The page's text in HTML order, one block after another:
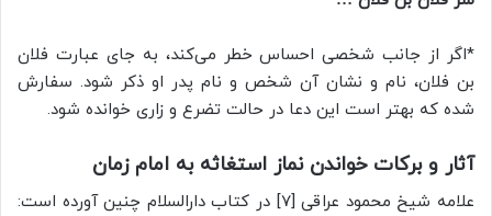
*اگر از جانب شخصی احساس خطر می‌کند، به جای عبارت فلان
بن فلان، نام و نشان آن شخص و نام پدر او ذکر شود. سفارش
شده که بهتر است این دعا در حالت تضرع و زاری خوانده شود.
آثار و برکات خواندن نماز استغاثه به امام زمان
علامه شیخ محمود عراقی [7] در کتاب دارالسلام چنین آورده است: